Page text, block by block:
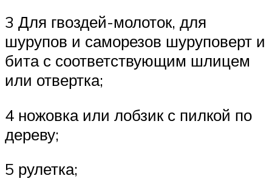
3 Для гвоздей-молоток, для
шурупов и саморезов шуруповерт и
бита с соответствующим шлицем
или отвертка;
4 ножовка или лобзик с пилкой по
дереву;
5 рулетка;